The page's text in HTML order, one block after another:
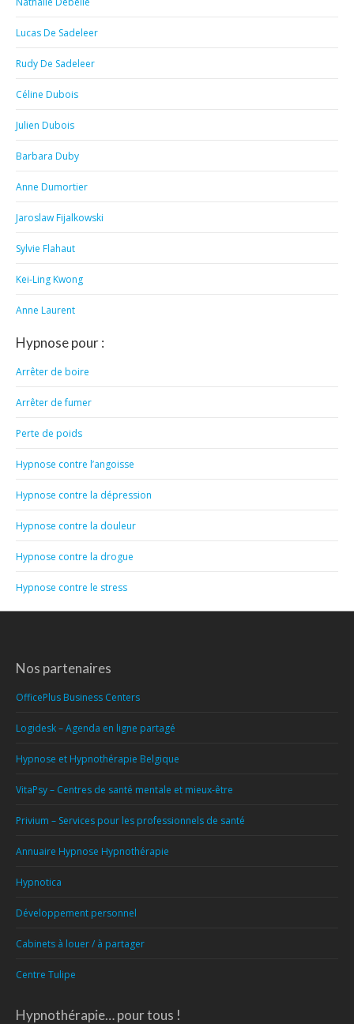
Lucas De Sadeleer
Rudy De Sadeleer
Céline Dubois
Julien Dubois
Barbara Duby
Anne Dumortier
Jaroslaw Fijalkowski
Sylvie Flahaut
Kei-Ling Kwong
Anne Laurent
Hypnose pour :
Arrêter de boire
Arrêter de fumer
Perte de poids
Hypnose contre l’angoisse
Hypnose contre la dépression
Hypnose contre la douleur
Hypnose contre la drogue
Hypnose contre le stress
Nos partenaires
OfficePlus Business Centers
Logidesk – Agenda en ligne partagé
Hypnose et Hypnothérapie Belgique
VitaPsy – Centres de santé mentale et mieux-être
Privium – Services pour les professionnels de santé
Annuaire Hypnose Hypnothérapie
Hypnotica
Développement personnel
Cabinets à louer / à partager
Centre Tulipe
Hypnothérapie… pour tous !